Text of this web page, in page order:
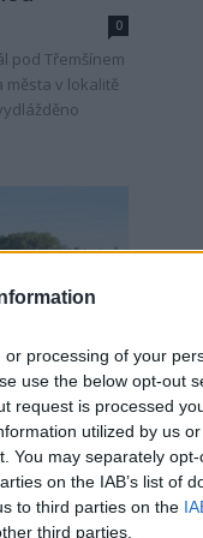
processing of your
use the below opt-out
request is processed
utilized by us
You may separately
on the IAB’s list of
to third parties on the
third parties.
0
pod Třemšínem
v lokalitě
se v Rožmitále